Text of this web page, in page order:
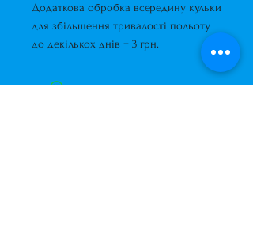
Додаткова обробка всередину кульки
для збільшення тривалості польоту
до декількох днів + 3 грн.